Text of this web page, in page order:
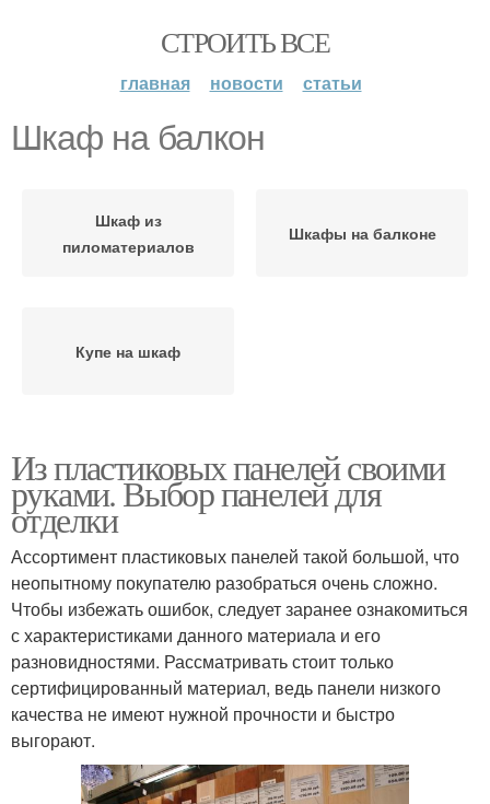
СТРОИТЬ ВСЕ
главная новости статьи
Шкаф на балкон
Шкаф из
пиломатериалов
Шкафы на балконе
Купе на шкаф
Из пластиковых панелей своими
руками. Выбор панелей для
отделки
Ассортимент пластиковых панелей такой большой, что
неопытному покупателю разобраться очень сложно.
Чтобы избежать ошибок, следует заранее ознакомиться
с характеристиками данного материала и его
разновидностями. Рассматривать стоит только
сертифицированный материал, ведь панели низкого
качества не имеют нужной прочности и быстро
выгорают.